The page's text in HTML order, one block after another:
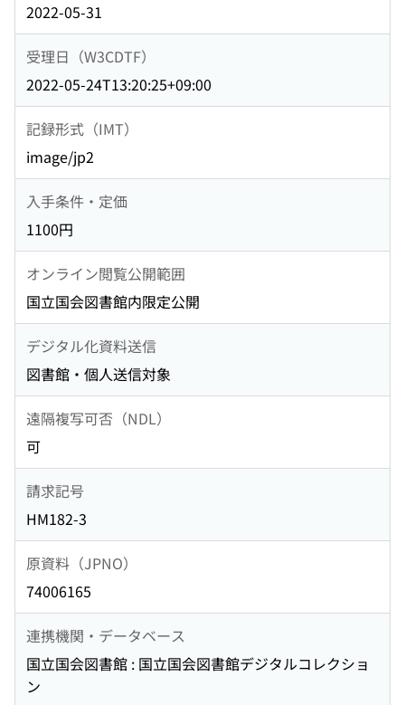
2022-05-31
受理日（W3CDTF）
2022-05-24T13:20:25+09:00
記録形式（IMT）
image/jp2
入手条件・定価
1100円
オンライン閲覧公開範囲
国立国会図書館内限定公開
デジタル化資料送信
図書館・個人送信対象
遠隔複写可否（NDL）
可
請求記号
HM182-3
原資料（JPNO）
74006165
連携機関・データベース
国立国会図書館 : 国立国会図書館デジタルコレクショ
ン